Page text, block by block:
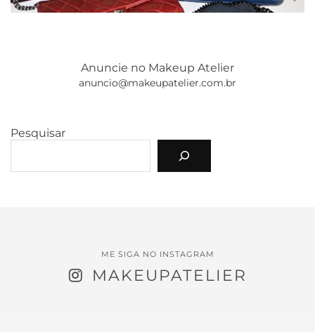
Anuncie no Makeup Atelier
anuncio@makeupatelier.com.br
Pesquisar
ME SIGA NO INSTAGRAM
MAKEUPATELIER